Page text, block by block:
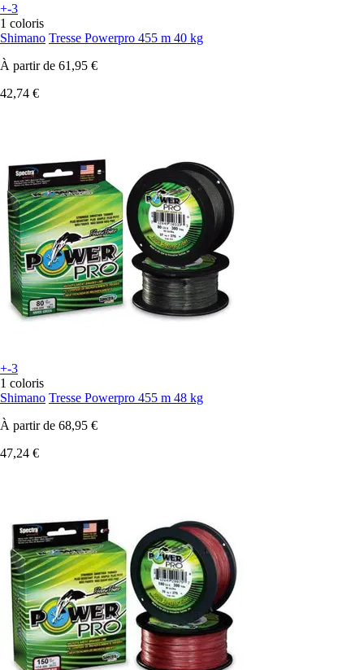
+-3
1 coloris
Shimano Tresse Powerpro 455 m 40 kg
À partir de 61,95 €
42,74 €
+-3
1 coloris
Shimano Tresse Powerpro 455 m 48 kg
À partir de 68,95 €
47,24 €